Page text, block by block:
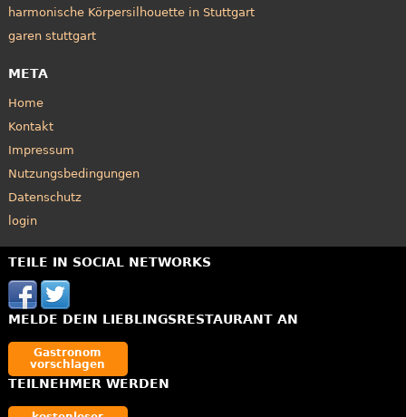
harmonische Körpersilhouette in Stuttgart
garen stuttgart
META
Home
Kontakt
Impressum
Nutzungsbedingungen
Datenschutz
login
TEILE IN SOCIAL NETWORKS
MELDE DEIN LIEBLINGSRESTAURANT AN
Gastronom
vorschlagen
TEILNEHMER WERDEN